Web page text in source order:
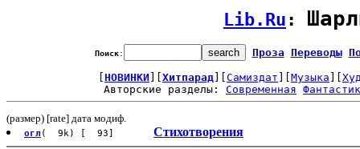
Lib.Ru :
Поиск: Проза Переводы
НОВИНКИ Хитпарад Самиздат Музыка
Авторские разделы: Современная
(размер) [rate] дата модиф.
огл ( 9k) [ 93] Стихотворения